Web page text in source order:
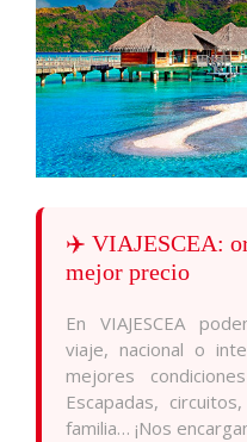
✈️ VIAJESCEA:
mejor precio
En VIAJESCEA
viaje, nacional o
mejores
Escapadas,
familia… ¡Nos